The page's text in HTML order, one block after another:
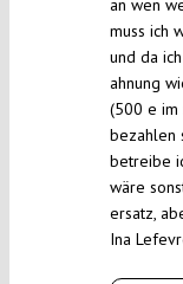
an wen
muss ich
und da
ahnung
(500 e im
bezahlen
betreibe
wäre
ersatz,
Ina